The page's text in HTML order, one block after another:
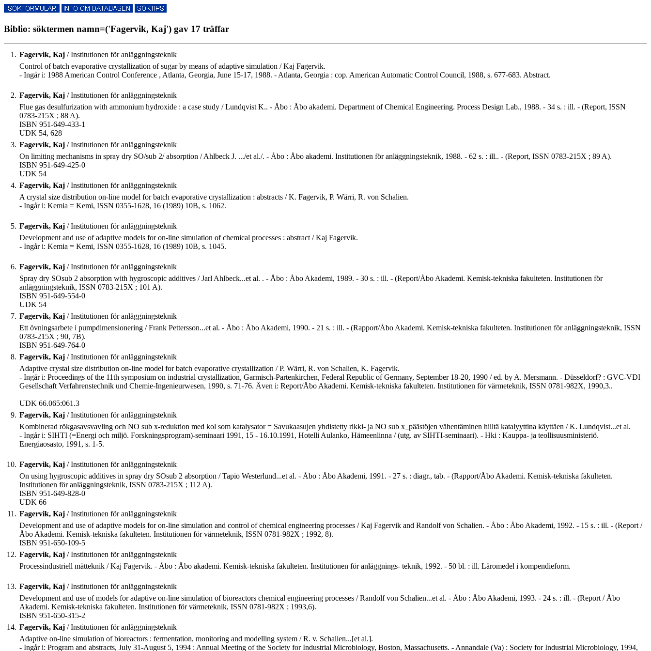
Biblio: söktermen namn=('Fagervik, Kaj') gav 17 träffar
1. Fagervik, Kaj / Institutionen för anläggningsteknik
Control of batch evaporative crystallization of sugar by means of adaptive simulation / Kaj Fagervik.
- Ingår i: 1988 American Control Conference , Atlanta, Georgia, June 15-17, 1988. - Atlanta, Georgia : cop. American Automatic Control Council, 1988, s. 677-683. Abstract.
2. Fagervik, Kaj / Institutionen för anläggningsteknik
Flue gas desulfurization with ammonium hydroxide : a case study / Lundqvist K.. - Åbo : Åbo akademi. Department of Chemical Engineering. Process Design Lab., 1988. - 34 s. : ill. - (Report, ISSN
0783-215X ; 88 A).
ISBN 951-649-433-1
UDK 54, 628
3. Fagervik, Kaj / Institutionen för anläggningsteknik
On limiting mechanisms in spray dry SO/sub 2/ absorption / Ahlbeck J. .../et al./. - Åbo : Åbo akademi. Institutionen för anläggningsteknik, 1988. - 62 s. : ill.. - (Report, ISSN 0783-215X ; 89 A).
ISBN 951-649-425-0
UDK 54
4. Fagervik, Kaj / Institutionen för anläggningsteknik
A crystal size distribution on-line model for batch evaporative crystallization : abstracts / K. Fagervik, P. Wärri, R. von Schalien.
- Ingår i: Kemia = Kemi, ISSN 0355-1628, 16 (1989) 10B, s. 1062.
5. Fagervik, Kaj / Institutionen för anläggningsteknik
Development and use of adaptive models for on-line simulation of chemical processes : abstract / Kaj Fagervik.
- Ingår i: Kemia = Kemi, ISSN 0355-1628, 16 (1989) 10B, s. 1045.
6. Fagervik, Kaj / Institutionen för anläggningsteknik
Spray dry SOsub 2 absorption with hygroscopic additives / Jarl Ahlbeck...et al. . - Åbo : Åbo Akademi, 1989. - 30 s. : ill. - (Report/Åbo Akademi. Kemisk-tekniska fakulteten. Institutionen för
anläggningsteknik, ISSN 0783-215X ; 101 A).
ISBN 951-649-554-0
UDK 54
7. Fagervik, Kaj / Institutionen för anläggningsteknik
Ett övningsarbete i pumpdimensionering / Frank Pettersson...et al. - Åbo : Åbo Akademi, 1990. - 21 s. : ill. - (Rapport/Åbo Akademi. Kemisk-tekniska fakulteten. Institutionen för anläggningsteknik, ISSN
0783-215X ; 90, 7B).
ISBN 951-649-764-0
8. Fagervik, Kaj / Institutionen för anläggningsteknik
Adaptive crystal size distribution on-line model for batch evaporative crystallization / P. Wärri, R. von Schalien, K. Fagervik.
- Ingår i: Proceedings of the 11th symposium on industrial crystallization, Garmisch-Partenkirchen, Federal Republic of Germany, September 18-20, 1990 / ed. by A. Mersmann. - Düsseldorf? : GVC-VDI
Gesellschaft Verfahrenstechnik und Chemie-Ingenieurwesen, 1990, s. 71-76. Även i: Report/Åbo Akademi. Kemisk-tekniska fakulteten. Institutionen för värmeteknik, ISSN 0781-982X, 1990,3..
UDK 66.065:061.3
9. Fagervik, Kaj / Institutionen för anläggningsteknik
Kombinerad rökgasavsvavling och NO sub x-reduktion med kol som katalysator = Savukaasujen yhdistetty rikki- ja NO sub x_päästöjen vähentäminen hiiltä katalyyttina käyttäen / K. Lundqvist...et al.
- Ingår i: SIHTI (=Energi och miljö. Forskningsprogram)-seminaari 1991, 15 - 16.10.1991, Hotelli Aulanko, Hämeenlinna / (utg. av SIHTI-seminaari). - Hki : Kauppa- ja teollisuusministeriö.
Energiaosasto, 1991, s. 1-5.
10. Fagervik, Kaj / Institutionen för anläggningsteknik
On using hygroscopic additives in spray dry SOsub 2 absorption / Tapio Westerlund...et al. - Åbo : Åbo Akademi, 1991. - 27 s. : diagr., tab. - (Rapport/Åbo Akademi. Kemisk-tekniska fakulteten.
Institutionen för anläggningsteknik, ISSN 0783-215X ; 112 A).
ISBN 951-649-828-0
UDK 66
11. Fagervik, Kaj / Institutionen för anläggningsteknik
Development and use of adaptive models for on-line simulation and control of chemical engineering processes / Kaj Fagervik and Randolf von Schalien. - Åbo : Åbo Akademi, 1992. - 15 s. : ill. - (Report /
Åbo Akademi. Kemisk-tekniska fakulteten. Institutionen för värmeteknik, ISSN 0781-982X ; 1992, 8).
ISBN 951-650-109-5
12. Fagervik, Kaj / Institutionen för anläggningsteknik
Processindustriell mätteknik / Kaj Fagervik. - Åbo : Åbo akademi. Kemisk-tekniska fakulteten. Institutionen för anläggnings- teknik, 1992. - 50 bl. : ill. Läromedel i kompendieform.
13. Fagervik, Kaj / Institutionen för anläggningsteknik
Development and use of models for adaptive on-line simulation of bioreactors chemical engineering processes / Randolf von Schalien...et al. - Åbo : Åbo Akademi, 1993. - 24 s. : ill. - (Report / Åbo
Akademi. Kemisk-tekniska fakulteten. Institutionen för värmeteknik, ISSN 0781-982X ; 1993,6).
ISBN 951-650-315-2
14. Fagervik, Kaj / Institutionen för anläggningsteknik
Adaptive on-line simulation of bioreactors : fermentation, monitoring and modelling system / R. v. Schalien...[et al.].
- Ingår i: Program and abstracts, July 31-August 5, 1994 : Annual Meeting of the Society for Industrial Microbiology, Boston, Massachusetts. - Annandale (Va) : Society for Industrial Microbiology, 1994,